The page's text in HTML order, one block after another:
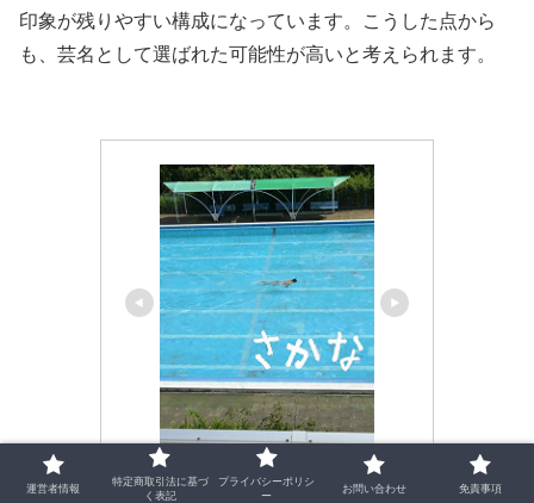
印象が残りやすい構成になっています。こうした点から
も、芸名として選ばれた可能性が高いと考えられます。
さかな
運営者情報
特定商取引法に基づ
く表記
プライバシーポリシ
ー
お問い合わせ 免責事項